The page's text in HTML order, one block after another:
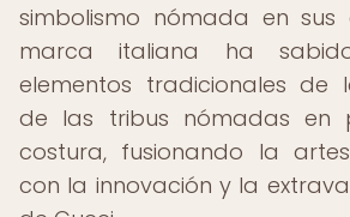
simbolismo nómada en sus
marca italiana ha
elementos tradicionales de
de las tribus nómadas en
costura, fusionando la
con la innovación y la